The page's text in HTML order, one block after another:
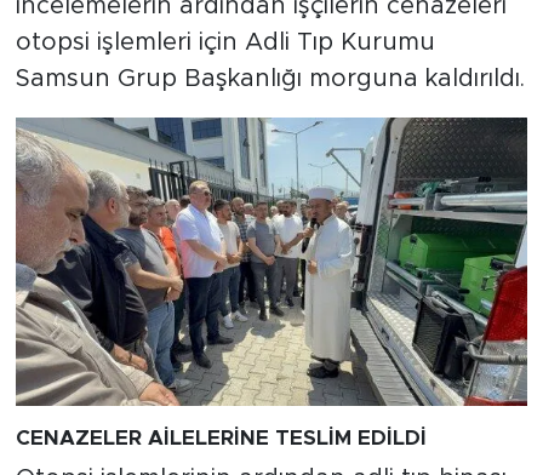
incelemelerin ardından işçilerin cenazeleri
otopsi işlemleri için Adli Tıp Kurumu
Samsun Grup Başkanlığı morguna kaldırıldı.
CENAZELER AİLELERİNE TESLİM EDİLDİ